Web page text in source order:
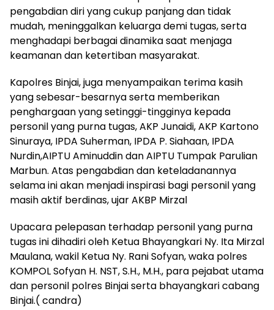
pengabdian diri yang cukup panjang dan tidak
mudah, meninggalkan keluarga demi tugas, serta
menghadapi berbagai dinamika saat menjaga
keamanan dan ketertiban masyarakat.
Kapolres Binjai, juga menyampaikan terima kasih
yang sebesar-besarnya serta memberikan
penghargaan yang setinggi-tingginya kepada
personil yang purna tugas, AKP Junaidi, AKP Kartono
Sinuraya, IPDA Suherman, IPDA P. Siahaan, IPDA
Nurdin,AIPTU Aminuddin dan AIPTU Tumpak Parulian
Marbun. Atas pengabdian dan keteladanannya
selama ini akan menjadi inspirasi bagi personil yang
masih aktif berdinas, ujar AKBP Mirzal
Upacara pelepasan terhadap personil yang purna
tugas ini dihadiri oleh Ketua Bhayangkari Ny. Ita Mirzal
Maulana, wakil Ketua Ny. Rani Sofyan, waka polres
KOMPOL Sofyan H. NST, S.H., M.H., para pejabat utama
dan personil polres Binjai serta bhayangkari cabang
Binjai.( candra)